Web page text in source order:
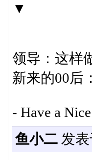
▼
领导：这样
新来的00后
- Have a
鱼小二发表